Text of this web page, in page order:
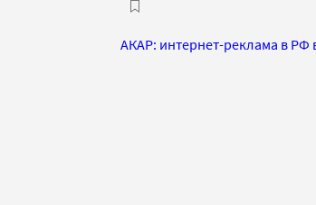
АКАР: интернет-реклама в РФ